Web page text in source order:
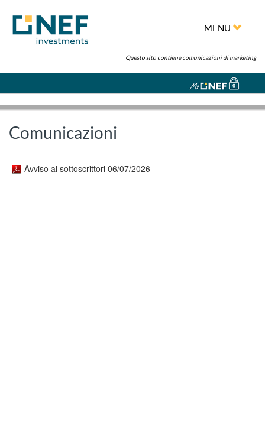
MENU
Questo sito contiene comunicazioni di marketing
Comunicazioni